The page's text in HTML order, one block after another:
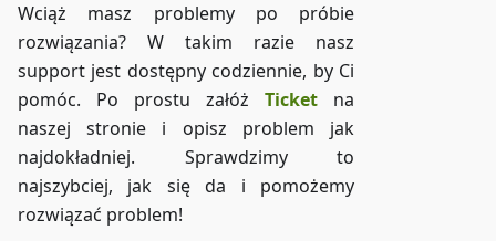
Wciąż masz problemy po próbie
rozwiązania? W takim razie nasz
support jest dostępny codziennie, by Ci
pomóc. Po prostu załóż Ticket na
naszej stronie i opisz problem jak
najdokładniej. Sprawdzimy to
najszybciej, jak się da i pomożemy
rozwiązać problem!